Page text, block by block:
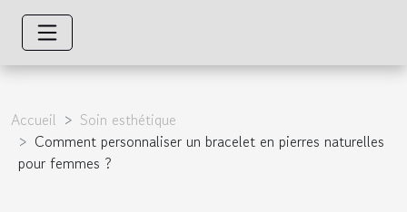
Accueil
Soin esthétique
Comment personnaliser un bracelet en pierres naturelles
pour femmes ?